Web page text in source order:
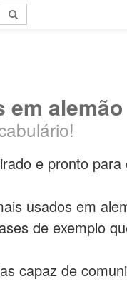
em alemão
e pronto
usados em
de exemplo
capaz de